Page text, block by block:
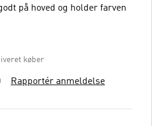
på hoved og holder farven
køber
Rapportér anmeldelse